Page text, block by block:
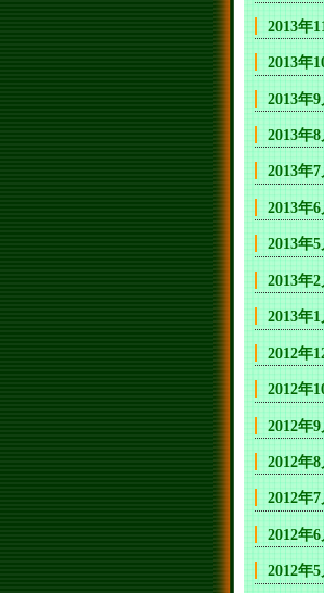
2013年
2013年
2013年9
2013年8
2013年7
2013年6
2013年5
2013年2
2013年1
2012年
2012年
2012年9
2012年8
2012年7
2012年6
2012年5